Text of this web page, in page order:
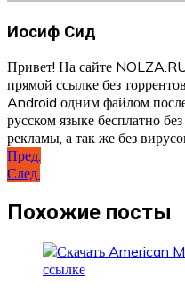
Иосиф Сид
Привет! На сайте
прямой ссылке без
Android одним файлом
русском языке бесплатно
рекламы, а так же без
Навигация
по
записям
Пред.
След.
Похожие посты